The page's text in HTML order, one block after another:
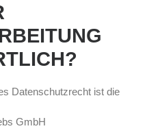
Datenschutzrecht ist die
GmbH